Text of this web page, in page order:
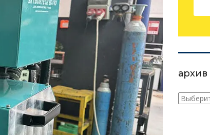
архив
архив